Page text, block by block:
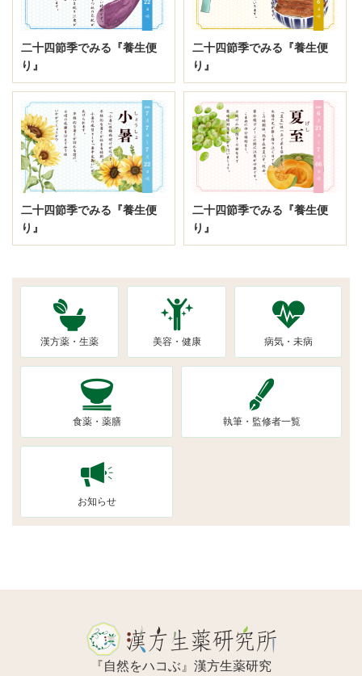
二十四節季でみる『養生便
り』
二十四節季でみる『養生便
り』
二十四節季でみる『養生便
り』
二十四節季でみる『養生便
り』
漢方薬・生薬 美容・健康 病気・未病
食薬・薬膳 執筆・監修者一覧
お知らせ
『自然をハコぶ』漢方生薬研究